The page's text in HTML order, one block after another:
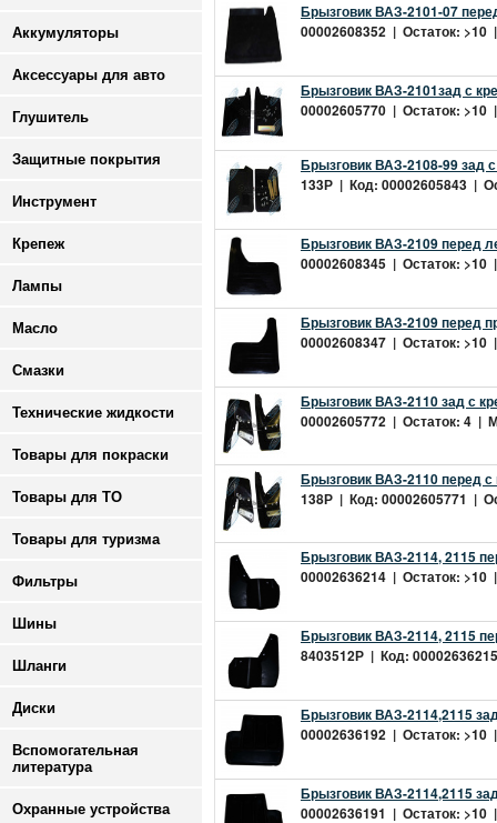
Аккумуляторы
Аксессуары для авто
Глушитель
Защитные покрытия
Инструмент
Крепеж
Лампы
Масло
Смазки
Технические жидкости
Товары для покраски
Товары для ТО
Товары для туризма
Фильтры
Шины
Шланги
Диски
Вспомогательная
литература
Охранные устройства
Брызговик ВАЗ-2101-07
00002608352 | Остаток: >10
Брызговик ВАЗ-2101зад с
00002605770 | Остаток: >10
Брызговик ВАЗ-2108-99 зад
133Р | Код: 00002605843 |
Брызговик ВАЗ-2109 перед
00002608345 | Остаток: >10
Брызговик ВАЗ-2109 перед
00002608347 | Остаток: >10
Брызговик ВАЗ-2110 зад с
00002605772 | Остаток: 4 |
Брызговик ВАЗ-2110 перед
138Р | Код: 00002605771 |
Брызговик ВАЗ-2114, 2115
00002636214 | Остаток: >10
Брызговик ВАЗ-2114, 2115
8403512Р | Код:
Брызговик ВАЗ-2114,2115
00002636192 | Остаток: >10
Брызговик ВАЗ-2114,2115
00002636191 | Остаток: >10